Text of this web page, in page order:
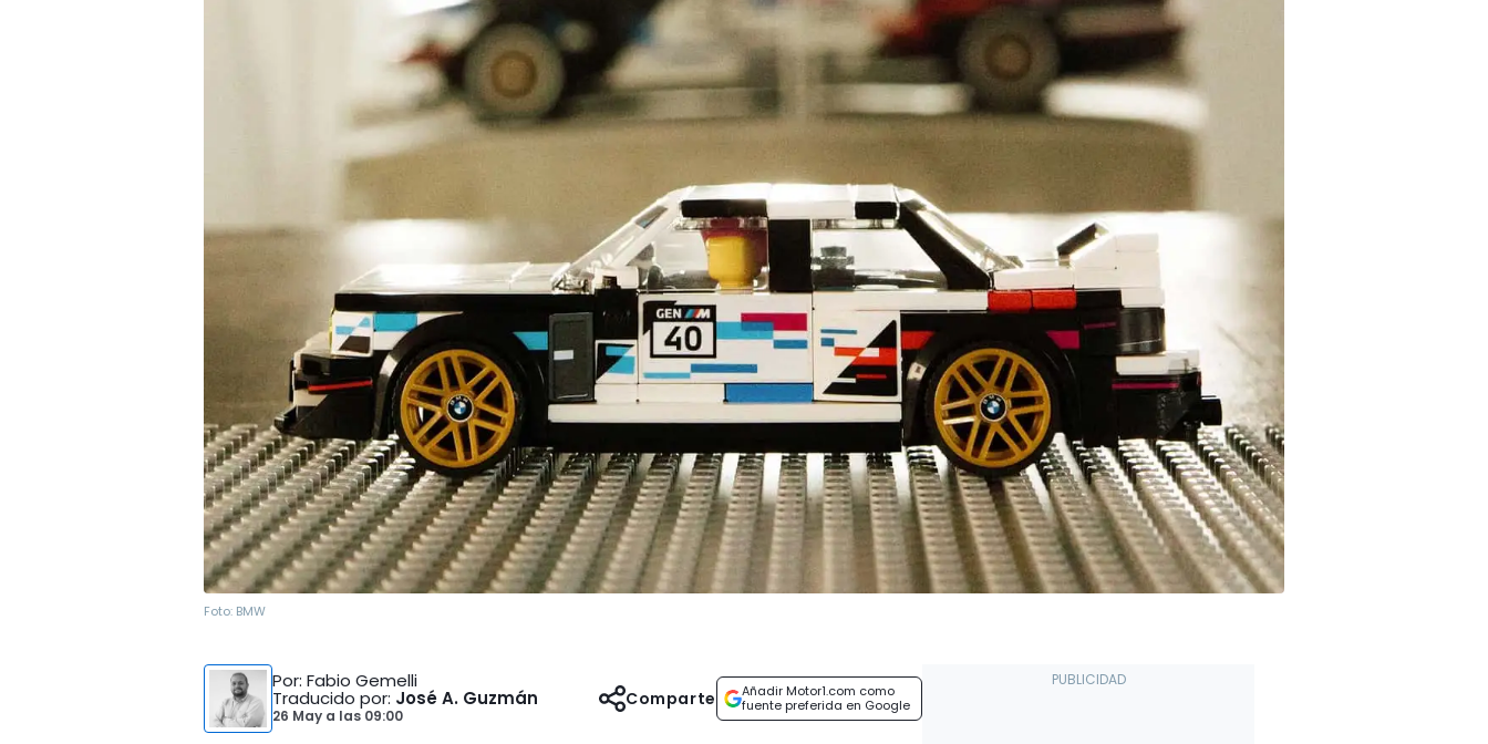
Foto: BMW
Por: Fabio Gemelli
Traducido por: José A. Guzmán
26 May a las 09:00
Añadir Motor1.com como
fuente preferida en Google
Comparte